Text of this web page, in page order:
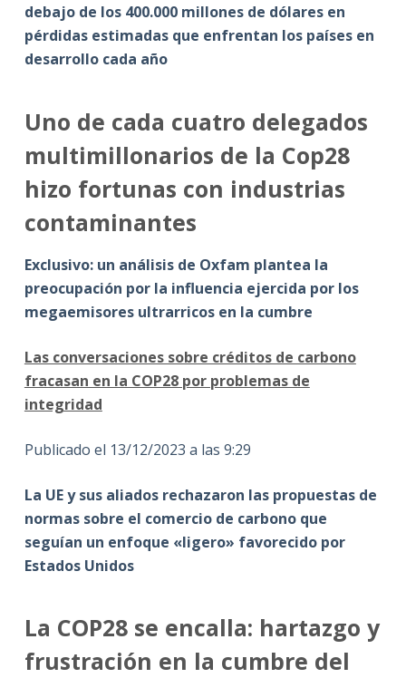
debajo de los 400.000 millones de dólares en
pérdidas estimadas que enfrentan los países en
desarrollo cada año
Uno de cada cuatro delegados
multimillonarios de la Cop28
hizo fortunas con industrias
contaminantes
Exclusivo: un análisis de Oxfam plantea la
preocupación por la influencia ejercida por los
megaemisores ultrarricos en la cumbre
Las conversaciones sobre créditos de carbono
fracasan en la COP28 por problemas de
integridad
Publicado el 13/12/2023 a las 9:29
La UE y sus aliados rechazaron las propuestas de
normas sobre el comercio de carbono que
seguían un enfoque «ligero» favorecido por
Estados Unidos
La COP28 se encalla: hartazgo y
frustración en la cumbre del